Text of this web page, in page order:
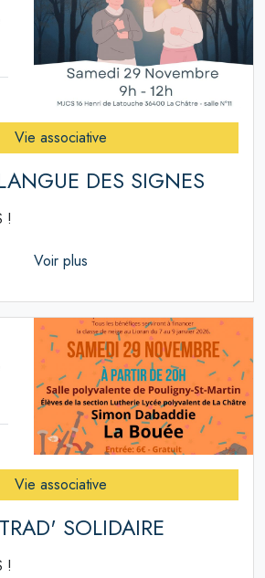
Vie associative
DES SIGNES
!
Voir plus
Vie associative
SOLIDAIRE
!